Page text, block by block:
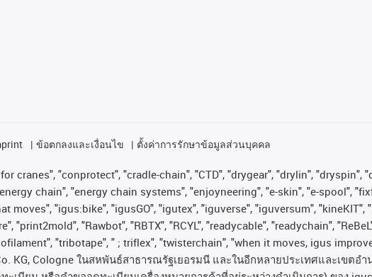
ข้อตกลงและเงื่อนไข ตั้งค่าการรักษาข้อมูลส่วนบุคคล
cranes", "conprotect", "cradle-chain", "CTD", "drygear", "drylin", "dryspin",
chain", "energy chain systems", "enjoyneering", "e-skin", "e-spool",
"igus:bike", "igusGO", "igutex", "iguverse", "iguversum",
"Rawbot", "RBTX", "RCYL", "readycable", "readychain",
"tribotape", " ; triflex", "twisterchain", "when it moves, igus
KG, Cologneในสหพันธ์สาธารณรัฐเยอรมนี และในอีกหลายประเทศและเขตอํา